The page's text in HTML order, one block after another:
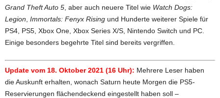
Grand Theft Auto 5 , aber auch neuere Titel wie Watch Dogs:
Legion Immortals: Fenyx Rising und Hunderte weiterer Spiele für
PS4, PS5, Xbox One, Xbox Series X/S, Nintendo Switch und PC.
Einige besonders begehrte Titel sind bereits vergriffen.
Update vom 18. Oktober 2021 (16 Uhr): Mehrere Leser haben
die Auskunft erhalten, wonach Saturn heute Morgen die PS5-
Reservierungen flächendeckend eingestellt haben soll –